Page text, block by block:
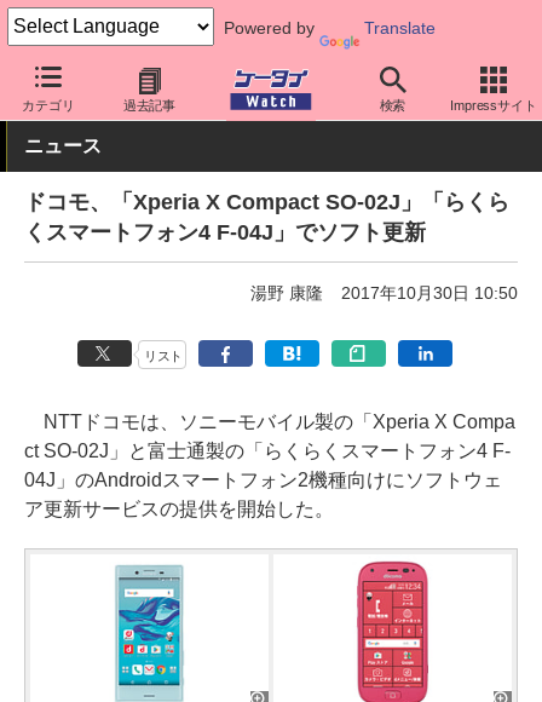
Powered by Translate
カテゴリ 過去記事 検索 Impressサイト
ケータイ Watch キャリア ドコモ ソフト更新
ニュース
ドコモ、「Xperia X Compact SO-02J」「らくら
くスマートフォン4 F-04J」でソフト更新
湯野 康隆 2017年10月30日 10:50
リスト
NTTドコモは、ソニーモバイル製の「Xperia X Compa
ct SO-02J」と富士通製の「らくらくスマートフォン4 F-
04J」のAndroidスマートフォン2機種向けにソフトウェ
ア更新サービスの提供を開始した。